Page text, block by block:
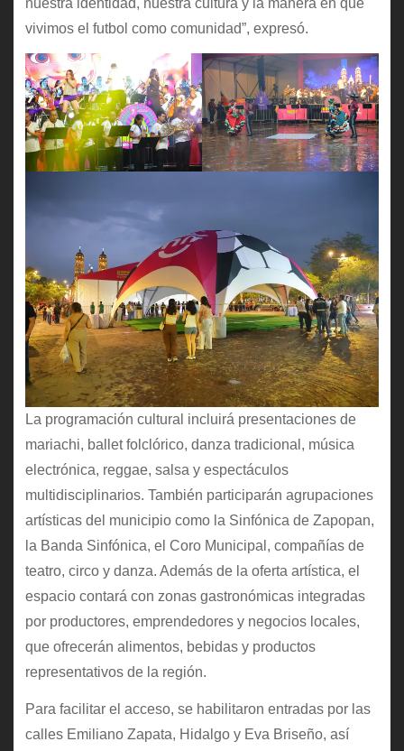
nuestra identidad, nuestra cultura y la manera en que
vivimos el futbol como comunidad”, expresó.
La programación cultural incluirá presentaciones de
mariachi, ballet folclórico, danza tradicional, música
electrónica, reggae, salsa y espectáculos
multidisciplinarios. También participarán agrupaciones
artísticas del municipio como la Sinfónica de Zapopan,
la Banda Sinfónica, el Coro Municipal, compañías de
teatro, circo y danza. Además de la oferta artística, el
espacio contará con zonas gastronómicas integradas
por productores, emprendedores y negocios locales,
que ofrecerán alimentos, bebidas y productos
representativos de la región.
Para facilitar el acceso, se habilitaron entradas por las
calles Emiliano Zapata, Hidalgo y Eva Briseño, así